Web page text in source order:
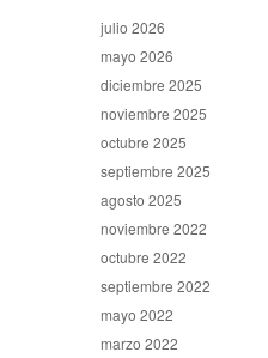
julio 2026
mayo 2026
diciembre 2025
noviembre 2025
octubre 2025
septiembre 2025
agosto 2025
noviembre 2022
octubre 2022
septiembre 2022
mayo 2022
marzo 2022